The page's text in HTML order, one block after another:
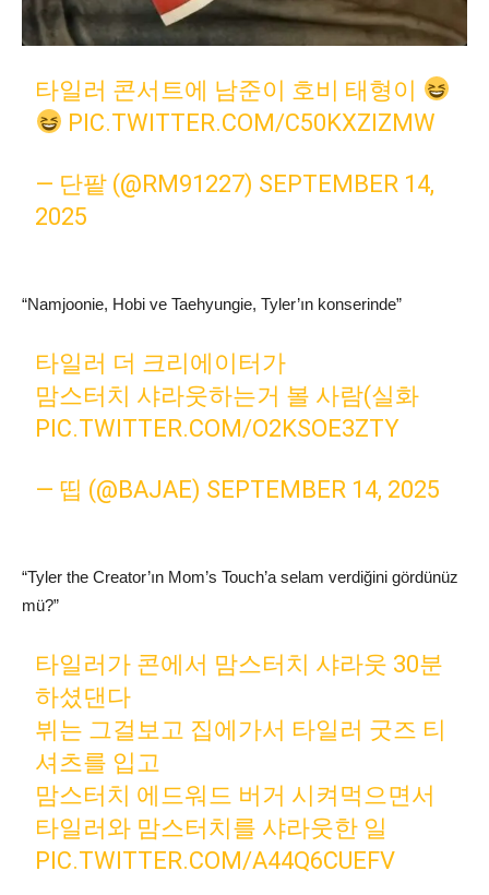
타일러 콘서트에 남준이 호비 태형이
PIC.TWITTER.COM/C50KXZIZMW
— 단팥 (@RM91227) SEPTEMBER 14,
2025
“Namjoonie, Hobi ve Taehyungie, Tyler’ın konserinde”
타일러 더 크리에이터가
맘스터치 샤라웃하는거 볼 사람(실화
PIC.TWITTER.COM/O2KSOE3ZTY
— 띱 (@BAJAE) SEPTEMBER 14, 2025
“Tyler the Creator’ın Mom’s Touch’a selam verdiğini gördünüz
mü?”
타일러가 콘에서 맘스터치 샤라웃 30분
하셨댄다
뷔는 그걸보고 집에가서 타일러 굿즈 티
셔츠를 입고
맘스터치 에드워드 버거 시켜먹으면서
타일러와 맘스터치를 샤라웃한 일
PIC.TWITTER.COM/A44Q6CUEFV